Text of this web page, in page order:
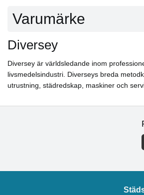
Varumärke
Diversey
Diversey är världsledande inom
livsmedelsindustri. Diverseys breda
utrustning, städredskap, maskiner och